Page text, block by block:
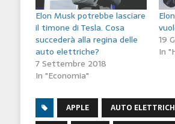
Elon Musk potrebbe lasciare
il timone di Tesla. Cosa
succederà alla regina delle
auto elettriche?
7 Settembre 2018
In "Economia"
19
In
APPLE AUTO